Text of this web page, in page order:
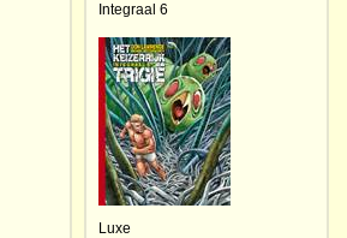
Integraal 6
Luxe